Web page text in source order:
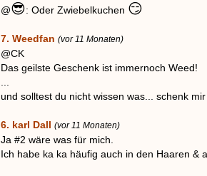
@😎: Oder Zwiebelkuchen 😏
7. Weedfan (vor 11 Monaten)
@CK
Das geilste Geschenk ist immernoch Weed!
und solltest du nicht wissen was... schenk
6. karl Dall (vor 11 Monaten)
Ja #2 wäre was für mich.
Ich habe ka ka häufig auch in den Haaren &